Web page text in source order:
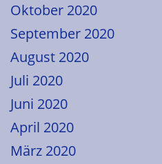
Oktober 2020
September 2020
August 2020
Juli 2020
Juni 2020
April 2020
März 2020